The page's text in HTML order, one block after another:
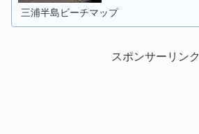
三浦半島ビーチマップ
スポンサーリンク